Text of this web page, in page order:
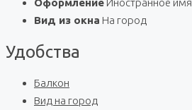
Вид из окна На город
Удобства
Балкон
Вид на город